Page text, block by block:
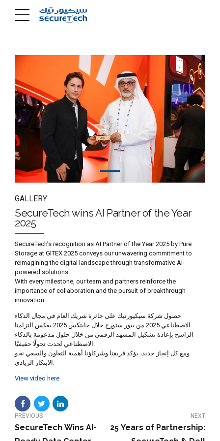
GALLERY
SecureTech wins AI Partner of the Year
2025
SecureTech’s recognition as AI Partner of the Year 2025 by Pure
Storage at GITEX 2025 conveys our unwavering commitment to
reimagining the digital landscape through transformative AI-
powered solutions.
With every milestone, our team and partners reinforce the
importance of collaboration and the pursuit of breakthrough
innovation.
حصول شركة سيكيورتيك على جائزة شريك العام في مجال الذكاء
الاصطناعي 2025 من بيور ستورج خلال جايتكس 2025 يعكس التزامنا
الراسخ بإعادة تشكيل المشهد الرقمي من خلال حلول مدعومة بالذكاء
الاصطناعي تُحدث تحولًا حقيقيًا.
ومع كل إنجاز جديد، يؤكد فريقنا وشركاؤنا أهمية التعاون والسعي نحو
الابتكار الريادي.
View video here
PREVIOUS
SecureTech Wins AI-
NEXT
25 Years of Partnership: